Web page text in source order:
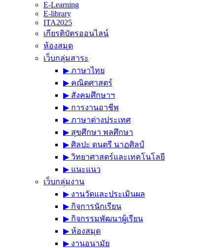
E-Learning
E-library
ITA2025
เกียรติบัตรออนไลน์
ห้องสมุด
เว็บกลุ่มสาระ
▶︎ ภาษาไทย
▶︎ คณิตศาสตร์
▶︎ สังคมศึกษาฯ
▶︎ การงานอาชีพ
▶︎ ภาษาต่างประเทศ
▶︎ สุขศึกษา พลศึกษา
▶︎ ศิลปะ ดนตรี นาฏศิลป์
▶︎ วิทยาศาสตร์และเทคโนโลยี
▶︎ แนะแนว
เว็บกลุ่มงาน
▶︎ งานวัดและประเมินผล
▶︎ กิจการนักเรียน
▶︎ กิจกรรมพัฒนาผู้เรียน
▶︎ ห้องสมุด
▶︎ งานอนามัย